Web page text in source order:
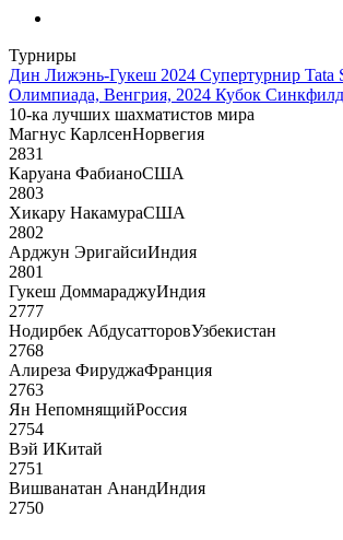
Турниры
Дин Лижэнь-Гукеш 2024 Супертурнир Tata
Олимпиада, Венгрия, 2024 Кубок
10-ка лучших шахматистов мира
Магнус КарлсенНорвегия
2831
Каруана ФабианоСША
2803
Хикару НакамураСША
2802
Арджун ЭригайсиИндия
2801
Гукеш ДоммараджуИндия
2777
Нодирбек АбдусатторовУзбекистан
2768
Алиреза ФируджаФранция
2763
Ян НепомнящийРоссия
2754
Вэй ИКитай
2751
Вишванатан АнандИндия
2750